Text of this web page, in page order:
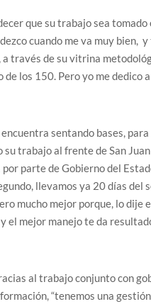
que su trabajo sea
cuando me va muy bien,
a través de su vitrina
los 150. Pero yo me dedico
sentando bases,
trabajo al frente de San
parte de Gobierno del
llevamos ya 20 días del
mucho mejor porque, lo dije
el mejor manejo te da
al trabajo conjunto con
“tenemos una